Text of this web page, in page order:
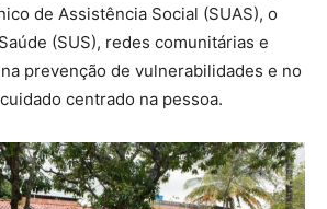
de Assistência Social (SUAS), o
(SUS), redes comunitárias e
prevenção de vulnerabilidades e no
centrado na pessoa.